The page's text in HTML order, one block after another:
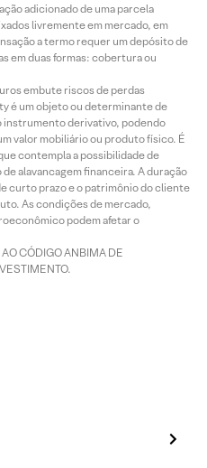
adicionado de uma parcela
livremente em mercado, em
a termo requer um depósito de
em duas formas: cobertura ou
embute riscos de perdas
é um objeto ou determinante de
derivativo, podendo
valor mobiliário ou produto físico. É
contempla a possibilidade de
alavancagem financeira. A duração
curto prazo e o patrimônio do cliente
As condições de mercado,
podem afetar o
CÓDIGO ANBIMA DE